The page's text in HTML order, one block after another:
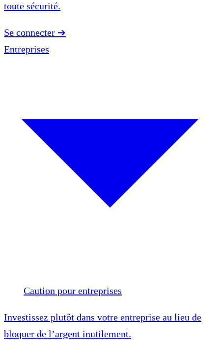
toute sécurité.
Se connecter ➔
Entreprises
Caution pour entreprises
Investissez plutôt dans votre entreprise au lieu de
bloquer de l’argent inutilement.